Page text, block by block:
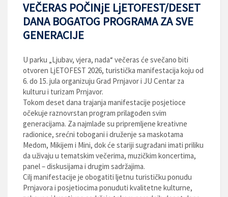
VEČERAS POČINjE LjETOFEST/DESET
DANA BOGATOG PROGRAMA ZA SVE
GENERACIJE
U parku „Ljubav, vjera, nada“ večeras će svečano biti
otvoren LjETOFEST 2026, turistička manifestacija koju od
6. do 15. jula organizuju Grad Prnjavor i JU Centar za
kulturu i turizam Prnjavor.
Tokom deset dana trajanja manifestacije posjetioce
očekuje raznovrstan program prilagođen svim
generacijama. Za najmlađe su pripremljene kreativne
radionice, srećni tobogani i druženje sa maskotama
Medom, Mikijem i Mini, dok će stariji sugrađani imati priliku
da uživaju u tematskim večerima, muzičkim koncertima,
panel – diskusijama i drugim sadržajima.
Cilj manifestacije je obogatiti ljetnu turističku ponudu
Prnjavora i posjetiocima ponuduti kvalitetne kulturne,